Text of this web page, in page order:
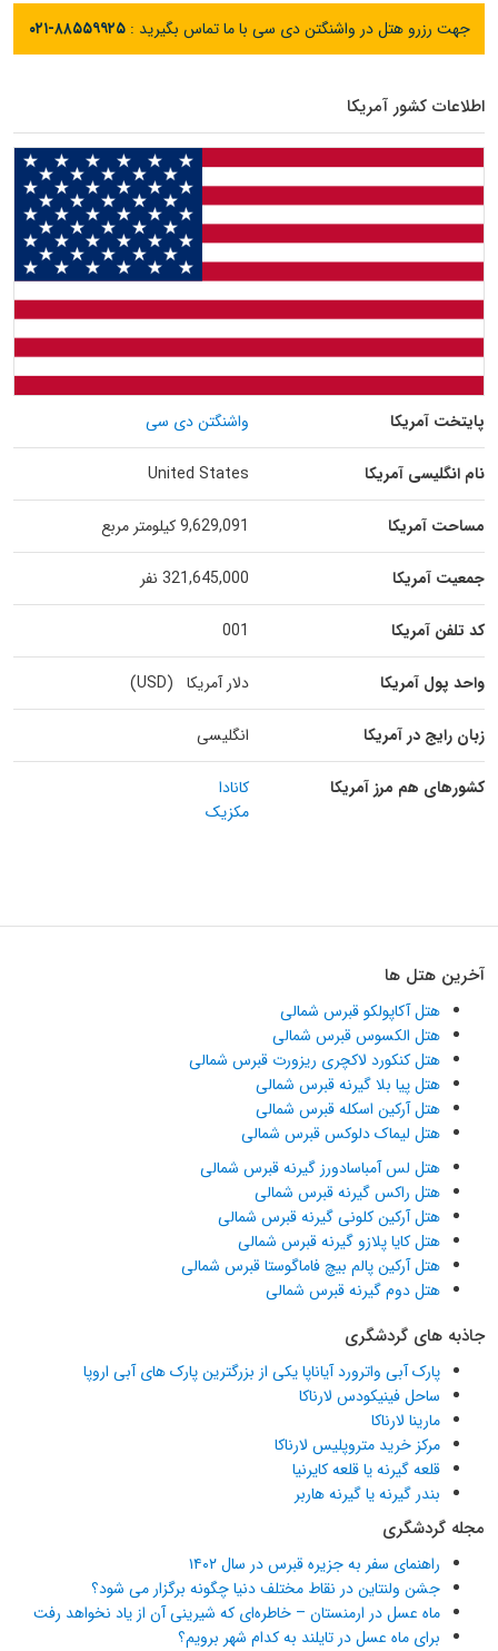
جهت رزرو هتل در واشنگتن دی سی با ما تماس بگیرید :۰۲۱-۸۸۵۵۹۹۲۵
اطلاعات کشور آمریکا
پایتخت آمریکا واشنگتن دی سی
نام انگلیسی آمریکا United States
مساحت آمریکا 9,629,091 کیلومتر مربع
جمعیت آمریکا 321,645,000 نفر
کد تلفن آمریکا 001
واحد پول آمریکا دلار آمریکا (USD)
زبان رایج در آمریکا انگلیسی
کشورهای هم مرز آمریکا
کانادا
مکزیک
آخرین هتل ها
هتل آکاپولکو قبرس شمالی
هتل الکسوس قبرس شمالی
هتل کنکورد لاکچری ریزورت قبرس شمالی
هتل پیا بلا گیرنه قبرس شمالی
هتل آرکین اسکله قبرس شمالی
هتل لیماک دلوکس قبرس شمالی
هتل لس آمباسادورز گیرنه قبرس شمالی
هتل راکس گیرنه قبرس شمالی
هتل آرکین کلونی گیرنه قبرس شمالی
هتل کایا پلازو گیرنه قبرس شمالی
هتل آرکین پالم بیچ فاماگوستا قبرس شمالی
هتل دوم گیرنه قبرس شمالی
جاذبه های گردشگری
پارک آبی واترورد آیاناپا یکی از بزرگترین پارک های آبی اروپا
ساحل فینیکودس لارناکا
مارینا لارناکا
مرکز خرید متروپلیس لارناکا
قلعه گیرنه یا قلعه کایرنیا
بندر گیرنه یا گیرنه هاربر
مجله گردشگری
راهنمای سفر به جزیره قبرس در سال ۱۴۰۲
جشن ولنتاین در نقاط مختلف دنیا چگونه برگزار می شود؟
ماه عسل در ارمنستان – خاطره‌ای که شیرینی آن از یاد نخواهد رفت
برای ماه عسل در تایلند به کدام شهر برویم؟